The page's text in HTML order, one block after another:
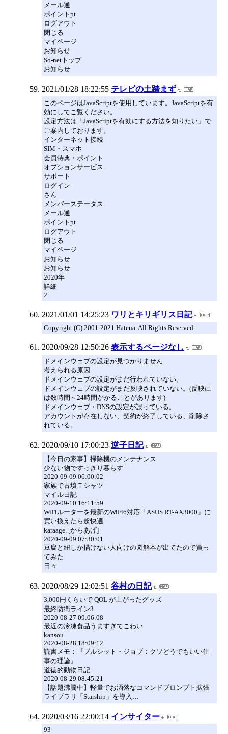
メール通
ポイントpt
ログアウト
閉じる
マイページ
お知らせ
So-netトップ
お知らせ
2021/01/28 18:22:55 テレビの土踏まず
このページはJavaScriptを使用しています。JavaScriptを有
効にしてご覧ください。
設定方法は「JavaScriptを有効にする方法を知りたい」で
ご案内しております。
インターネット接続
SIM・スマホ
会員特典・ポイント
オプションサービス
サポート
ログイン
さん
メンバーステータス
メール通
ポイントpt
ログアウト
閉じる
マイページ
お知らせ
お知らせ
2020年
詳細
2
2021/01/01 14:25:23 ワリとキリギリス日記
Copyright (C) 2001-2021 Hatena. All Rights Reserved.
2020/09/28 12:50:26 表示するページなし
ドメインウェブの設定が見つかりません
考えられる原因
ドメインウェブの設定がまだ行われていない。
ドメインウェブの設定がまだ反映されていない。(反映に
は数時間～24時間かかることがあります)
ドメインウェブ・DNSの設定が誤っている。
アカウントが存在しない、契約が終了している、削除さ
れている。
2020/09/10 17:00:23 逆子日記
【今日の家事】掃除機のメンテナンス
少ない物ですっきり暮らす
2020-09-09 06:00:02
家族で古墳Ｔシャツ
マイル日記
2020-09-10 16:11:59
WiFiルーターを最新のWiFi6対応「ASUS RT-AX3000」に
買い換えたら超快適
karaage. [からあげ]
2020-09-09 07:30:01
豆腐と紐しか描けない人向けの図解本が出てたので買っ
てみた
日々
2020/08/29 12:02:51 谷村の日記
3,000円くらいで QOL が上がったグッズ
最終防衛ライン3
2020-08-27 09:06:08
最近の冷凍食品うますぎてこわい
kansou
2020-08-28 18:09:12
読書メモ：『ブルシット・ジョブ：クソどうでもいい仕
事の理論』
道徳的動物日記
2020-08-29 08:45:21
【話題沸騰中】軽量でお洒落なコマンドプロンプト拡張
ライブラリ「Starship」を導入…
2020/03/16 22:00:14 インサイター
93